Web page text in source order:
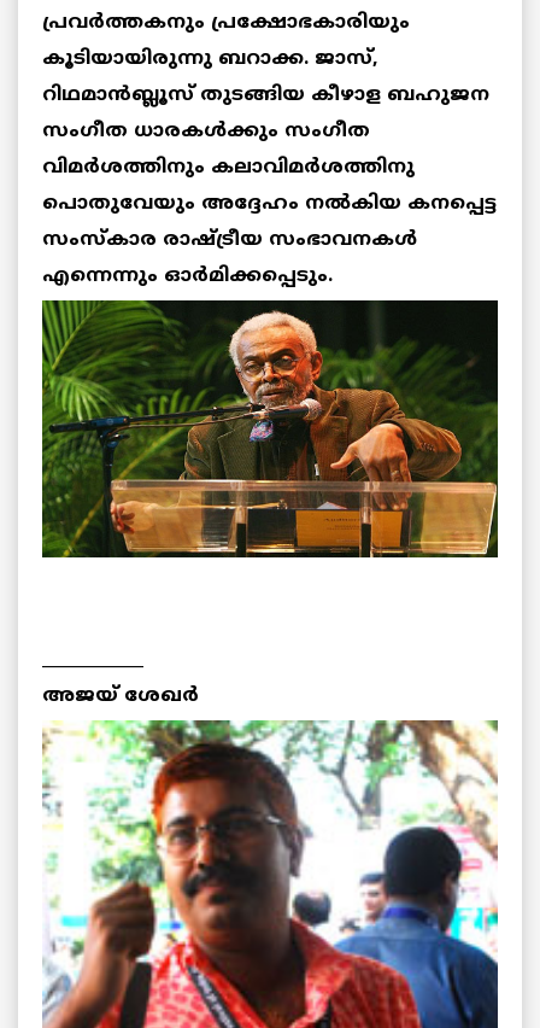
പ്രവര്‍ത്തകനും പ്രക്ഷോഭകാരിയും
കൂടിയായിരുന്നു ബറാക്ക. ജാസ്,
റിഥമാന്‍ബ്ലൂസ് തുടങ്ങിയ കീഴാള ബഹുജന
സംഗീത ധാരകള്‍ക്കും സംഗീത
വിമര്‍ശത്തിനും കലാവിമര്‍ശത്തിനു
പൊതുവേയും അദ്ദേഹം നല്‍കിയ കനപ്പെട്ട
സംസ്‌കാര രാഷ്ട്രീയ സംഭാവനകള്‍
എന്നെന്നും ഓര്‍മിക്കപ്പെടും.
അജയ് ശേഖര്‍